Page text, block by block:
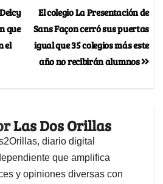
El colegio La Presentación de
Sans Façon cerró sus puertas
igual que 35 colegios más este
año no recibirán alumnos
que
el
Las Dos Orillas
diario digital
que amplifica
y opiniones diversas con